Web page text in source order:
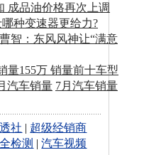
成品油价格再次上调
种变速器更给力?
智：东风风神让“满意
量155万 销量前十车型
汽车销量 7月汽车销量
社 | 超级经销商
检测 |汽车视频